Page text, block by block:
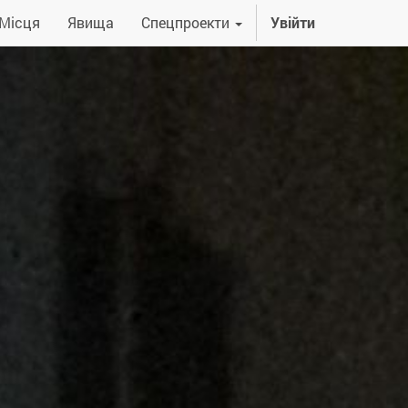
Явища Спецпроекти Увійти